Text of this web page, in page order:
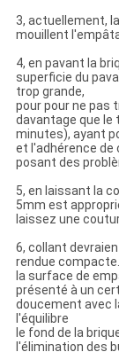
3, actuellement,
mouillent
4, en pavant la
superficie du
trop grande,
pour pour ne pas
davantage que le
minutes), ayant
et l'adhérence de
posant des
5, en laissant la
5mm est
laissez une
6, collant
rendue
la surface de
présenté à un
doucement avec
l'équilibre
le fond de la
l'élimination des